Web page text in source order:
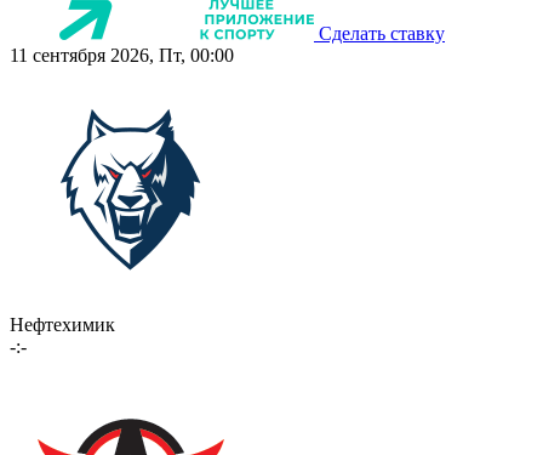
Сделать ставку
11 сентября 2026, Пт, 00:00
Нефтехимик
-:-